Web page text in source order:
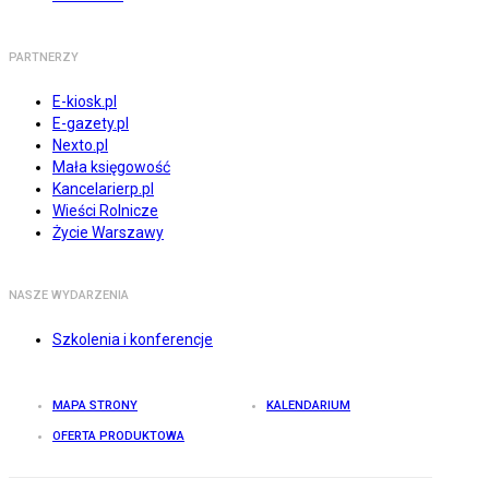
PARTNERZY
E-kiosk.pl
E-gazety.pl
Nexto.pl
Mała księgowość
Kancelarierp.pl
Wieści Rolnicze
Życie Warszawy
NASZE WYDARZENIA
Szkolenia i konferencje
MAPA STRONY KALENDARIUM
OFERTA PRODUKTOWA